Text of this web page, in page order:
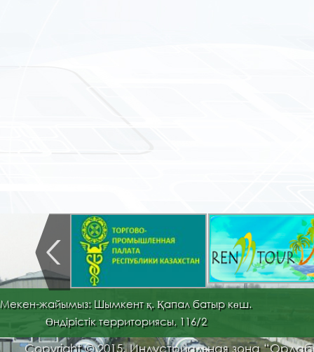
Мекен-жайымыз: Шымкент қ. Қапал батыр көш.
Өндірістік территориясы, 116/2
Copyright © 2015. Индустриальная зона